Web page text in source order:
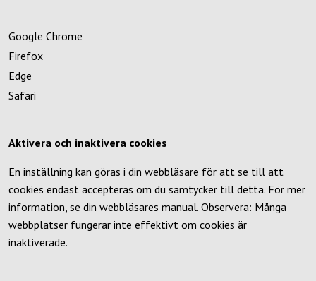
Google Chrome
Firefox
Edge
Safari
Aktivera och inaktivera cookies
En inställning kan göras i din webbläsare för att se till att
cookies endast accepteras om du samtycker till detta. För mer
information, se din webbläsares manual. Observera: Många
webbplatser fungerar inte effektivt om cookies är
inaktiverade.